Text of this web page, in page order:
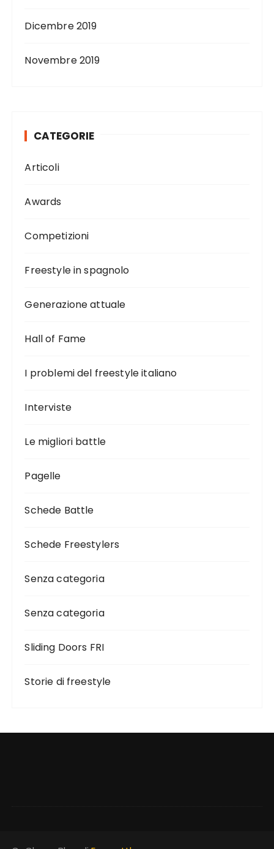
Dicembre 2019
Novembre 2019
CATEGORIE
Articoli
Awards
Competizioni
Freestyle in spagnolo
Generazione attuale
Hall of Fame
I problemi del freestyle italiano
Interviste
Le migliori battle
Pagelle
Schede Battle
Schede Freestylers
Senza categoria
Senza categoria
Sliding Doors FRI
Storie di freestyle